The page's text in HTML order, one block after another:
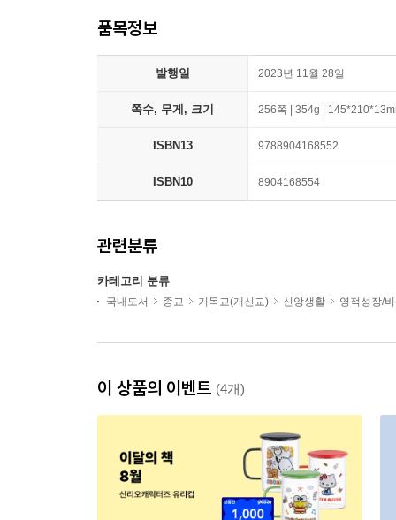
품목정보
발행일 2023년 11월 28일
쪽수, 무게, 크기 256쪽 | 354g |
ISBN13 9788904168552
ISBN10 8904168554
관련분류
카테고리 분류
국내도서 종교 기독교(개신교) 신앙생활 영적성장/
이 상품의 이벤트 (4개)